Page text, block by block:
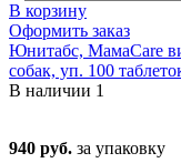
В корзину
Оформить заказ
Юнитабс, МамаCare
собак, уп. 100
В наличии 1
940 руб. за упаковку